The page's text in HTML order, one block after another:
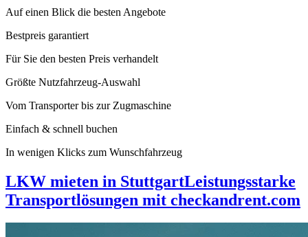
Auf einen Blick die besten Angebote
Bestpreis garantiert
Für Sie den besten Preis verhandelt
Größte Nutzfahrzeug-Auswahl
Vom Transporter bis zur Zugmaschine
Einfach & schnell buchen
In wenigen Klicks zum Wunschfahrzeug
LKW mieten in StuttgartLeistungsstarke
Transportlösungen mit checkandrent.com